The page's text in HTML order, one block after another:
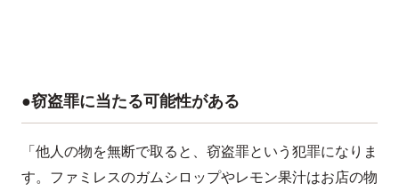
●窃盗罪に当たる可能性がある
「他人の物を無断で取ると、窃盗罪という犯罪になりま
す。ファミレスのガムシロップやレモン果汁はお店の物